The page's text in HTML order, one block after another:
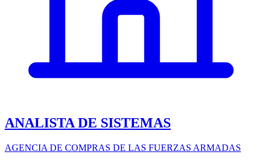
ANALISTA DE SISTEMAS
AGENCIA DE COMPRAS DE LAS FUERZAS ARMADAS